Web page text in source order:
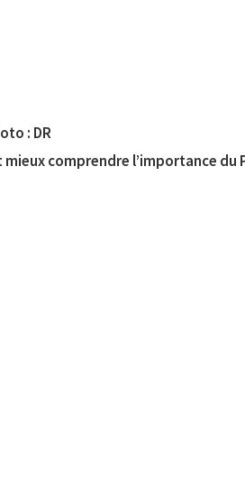
: DR
comprendre l’importance du